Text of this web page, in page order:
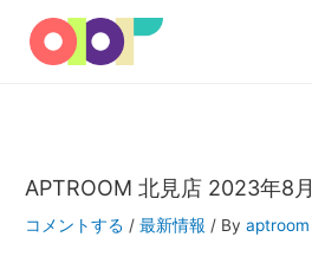
APTROOM 北見店 2023年8
コメントする /最新情報 / Byaptroom